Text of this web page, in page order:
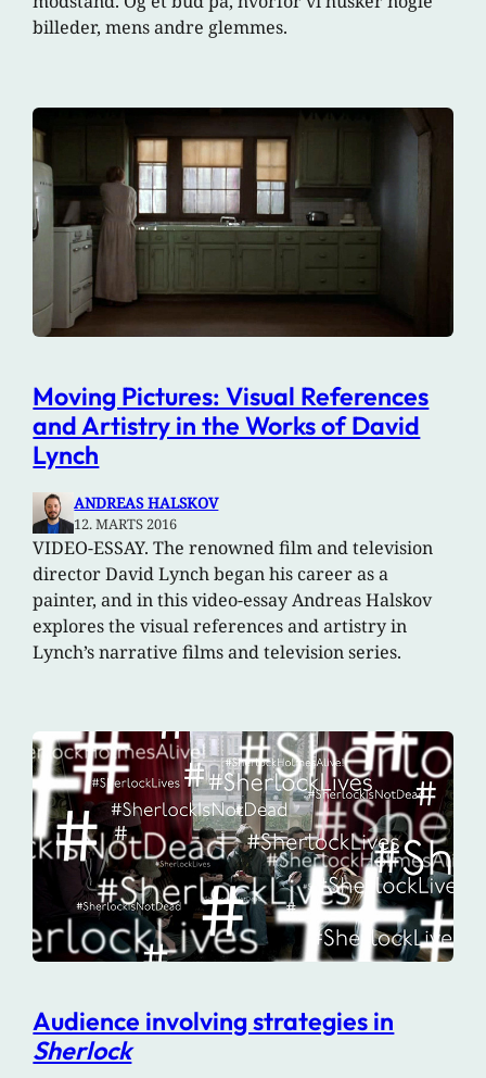
billeder, mens andre glemmes.
Moving Pictures: Visual References
and Artistry in the Works of David
Lynch
ANDREAS HALSKOV
12. MARTS 2016
VIDEO-ESSAY. The renowned film and television
director David Lynch began his career as a
painter, and in this video-essay Andreas Halskov
explores the visual references and artistry in
Lynch’s narrative films and television series.
Audience involving strategies in
Sherlock